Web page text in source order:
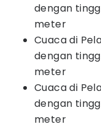
dengan
meter
Cuaca di
dengan
meter
Cuaca di
dengan
meter